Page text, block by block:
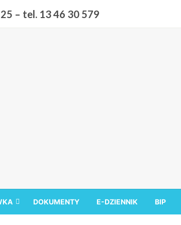
– tel. 13 46 30 579
DOKUMENTY E-DZIENNIK BIP